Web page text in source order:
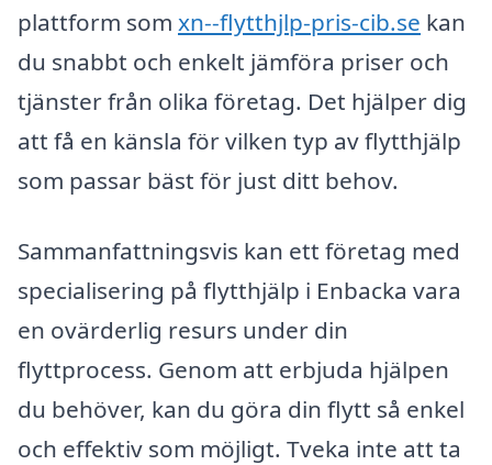
plattform som xn--flytthjlp-pris-cib.se kan
du snabbt och enkelt jämföra priser och
tjänster från olika företag. Det hjälper dig
att få en känsla för vilken typ av flytthjälp
som passar bäst för just ditt behov.
Sammanfattningsvis kan ett företag med
specialisering på flytthjälp i Enbacka vara
en ovärderlig resurs under din
flyttprocess. Genom att erbjuda hjälpen
du behöver, kan du göra din flytt så enkel
och effektiv som möjligt. Tveka inte att ta